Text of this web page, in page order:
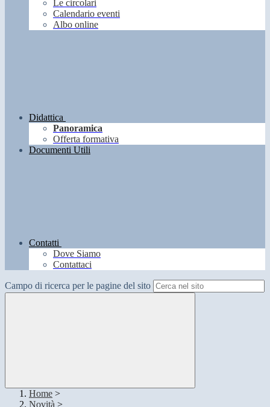
Le circolari
Calendario eventi
Albo online
Didattica
Panoramica
Offerta formativa
Documenti Utili
Contatti
Dove Siamo
Contattaci
Campo di ricerca per le pagine del sito
Home >
Novità >